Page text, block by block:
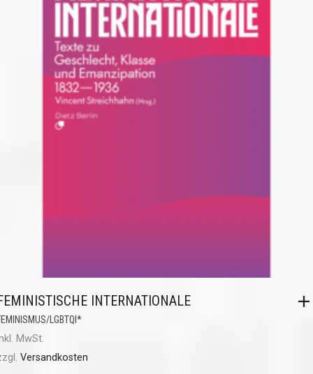
INTERNATIONALE
LGBTQI*
MwSt.
Versandkosten